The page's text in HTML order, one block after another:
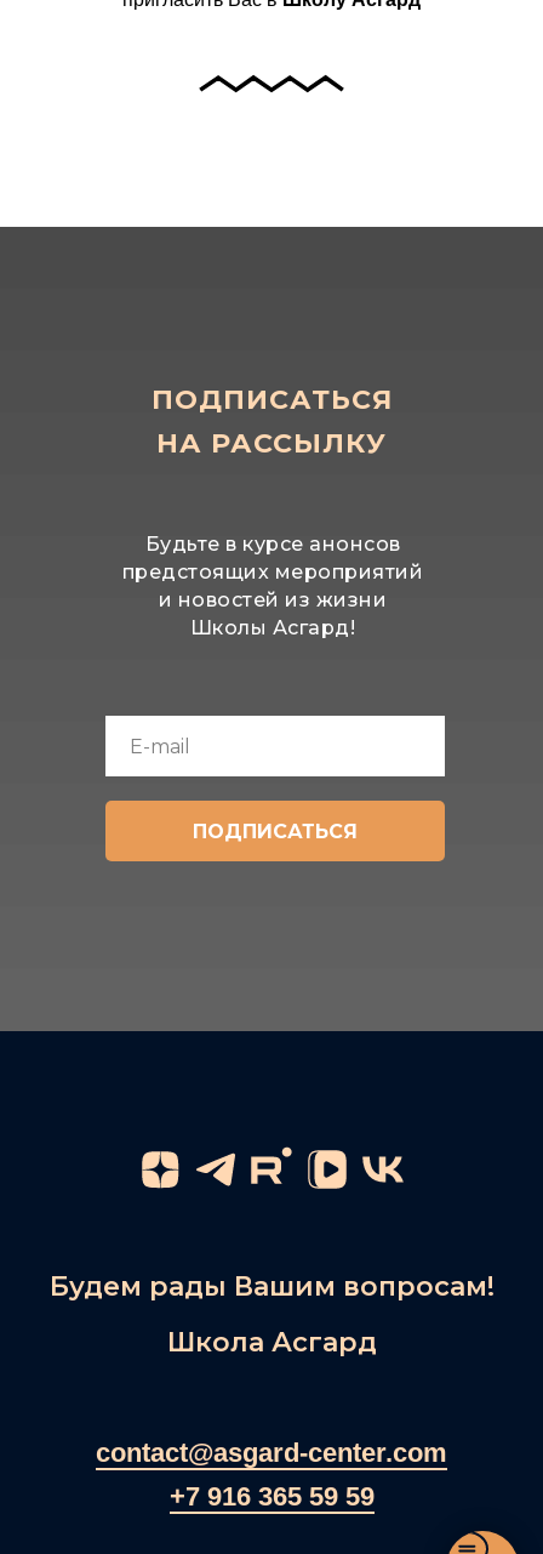
ПОДПИСАТЬСЯ
НА РАССЫЛКУ
Будьте в курсе анонсов
предстоящих мероприятий
и новостей из жизни
Школы Асгард!
ПОДПИСАТЬСЯ
Будем рады Вашим вопросам!
Школа Асгард
contact@asgard-center.com
+7 916 365 59 59